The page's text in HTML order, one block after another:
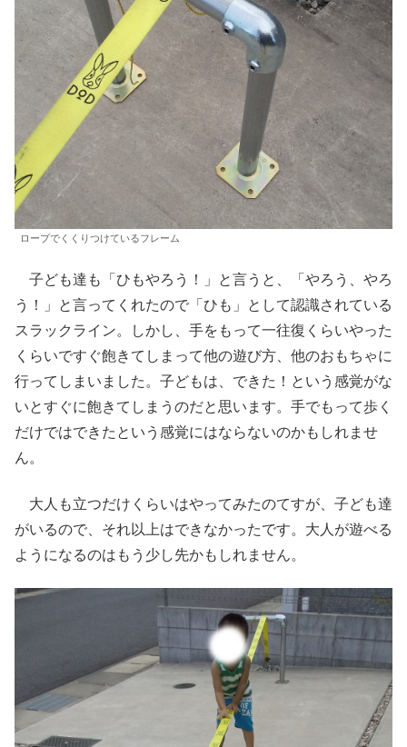
ロープでくくりつけているフレーム
子ども達も「ひもやろう！」と言うと、「やろう、やろ
う！」と言ってくれたので「ひも」として認識されている
スラックライン。しかし、手をもって一往復くらいやった
くらいですぐ飽きてしまって他の遊び方、他のおもちゃに
行ってしまいました。子どもは、できた！という感覚がな
いとすぐに飽きてしまうのだと思います。手でもって歩く
だけではできたという感覚にはならないのかもしれませ
ん。
大人も立つだけくらいはやってみたのてすが、子ども達
がいるので、それ以上はできなかったです。大人が遊べる
ようになるのはもう少し先かもしれません。